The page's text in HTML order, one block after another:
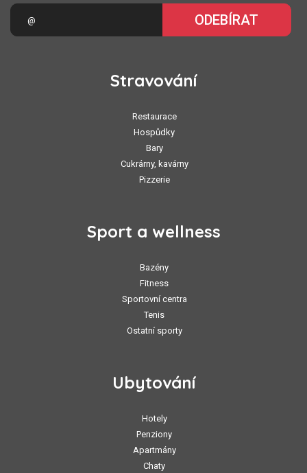
ODEBÍRAT
Stravování
Restaurace
Hospůdky
Bary
Cukrárny, kavárny
Pizzerie
Sport a wellness
Bazény
Fitness
Sportovní centra
Tenis
Ostatní sporty
Ubytování
Hotely
Penziony
Apartmány
Chaty